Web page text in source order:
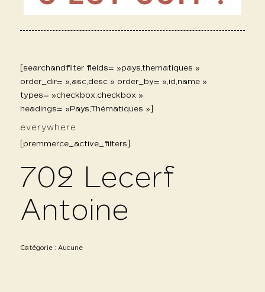
[searchandfilter fields= »pays,thematiques »
order_dir= »,asc,desc » order_by= »,id,name »
types= »checkbox,checkbox »
headings= »Pays,Thématiques »]
everywhere
[premmerce_active_filters]
702 Lecerf
Antoine
Catégorie : Aucune